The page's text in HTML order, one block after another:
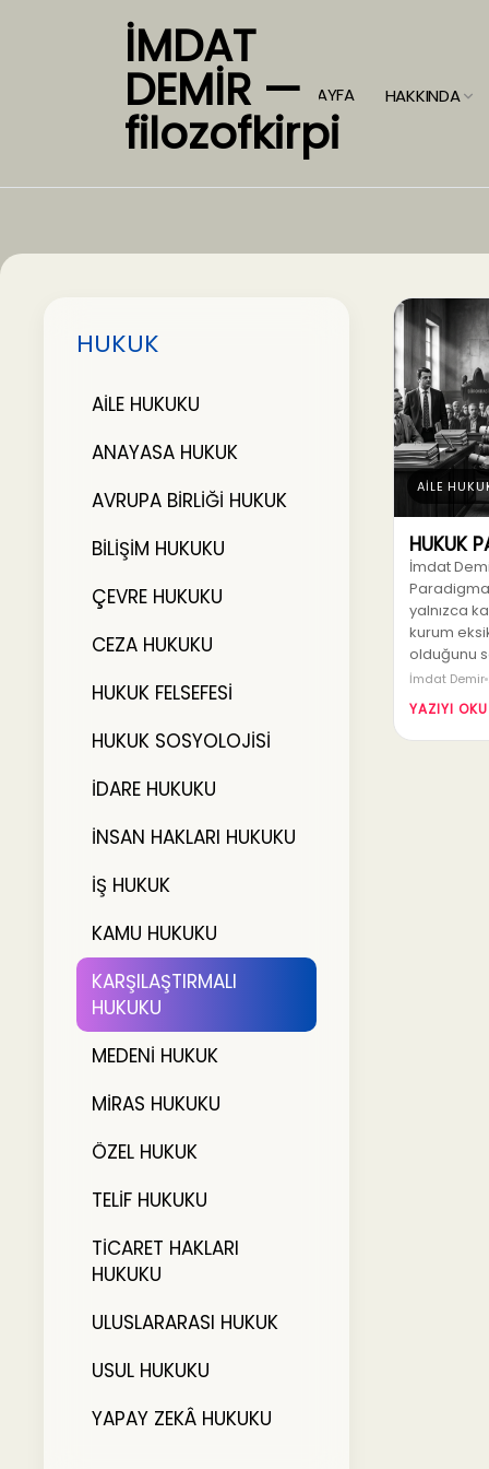
İMDAT
DEMİR —
filozofkirpi
ANASAYFA HAKKINDA
HUKUK
AİLE HUKUKU
ANAYASA HUKUK
AVRUPA BİRLİĞİ HUKUK
BİLİŞİM HUKUKU
ÇEVRE HUKUKU
CEZA HUKUKU
HUKUK FELSEFESİ
HUKUK SOSYOLOJİSİ
İDARE HUKUKU
İNSAN HAKLARI HUKUKU
İŞ HUKUK
KAMU HUKUKU
KARŞILAŞTIRMALI
HUKUKU
MEDENİ HUKUK
MİRAS HUKUKU
ÖZEL HUKUK
TELİF HUKUKU
TİCARET HAKLARI
HUKUKU
ULUSLARARASI HUKUK
USUL HUKUKU
YAPAY ZEKÂ HUKUKU
AİLE
HUKUK
İmdat
yalnızca
kurum
olduğunu
İmdat Demir
YAZIYI OKU